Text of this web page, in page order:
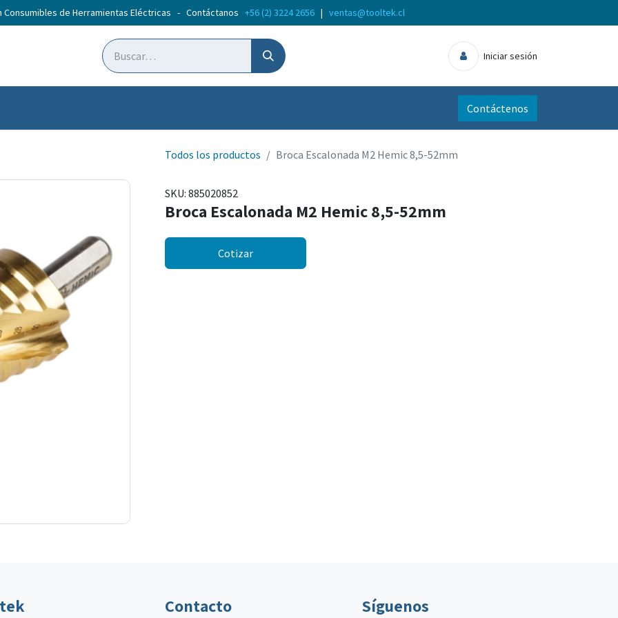
Consumibles de Herramientas Eléctricas - Contáctanos +56 (2) 3224 2656 | ventas@tooltek.cl
Iniciar sesión
Contáctenos
Todos los productos Broca Escalonada M2 Hemic 8,5-52mm
SKU: 885020852
Broca Escalonada M2 Hemic 8,5-52mm
Cotizar
Contacto Síguenos